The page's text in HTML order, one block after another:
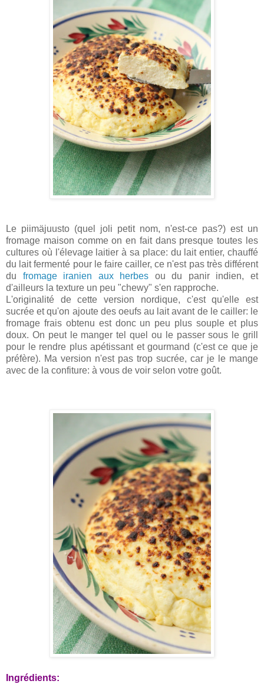
Le piimäjuusto (quel joli petit nom, n'est-ce pas?) est un
fromage maison comme on en fait dans presque toutes les
cultures où l'élevage laitier à sa place: du lait entier, chauffé
du lait fermenté pour le faire cailler, ce n'est pas très différent
du fromage iranien aux herbes ou du panir indien, et
d'ailleurs la texture un peu "chewy" s'en rapproche.
L'originalité de cette version nordique, c'est qu'elle est
sucrée et qu'on ajoute des oeufs au lait avant de le cailler: le
fromage frais obtenu est donc un peu plus souple et plus
doux. On peut le manger tel quel ou le passer sous le grill
pour le rendre plus apétissant et gourmand (c'est ce que je
préfère). Ma version n'est pas trop sucrée, car je le mange
avec de la confiture: à vous de voir selon votre goût.
Ingrédients: